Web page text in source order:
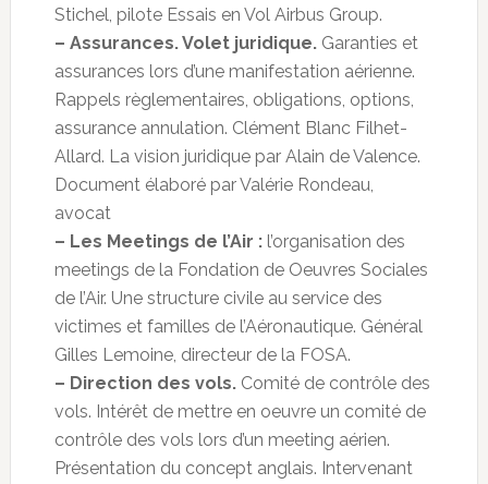
Stichel, pilote Essais en Vol Airbus Group.
– Assurances. Volet juridique.Garanties et
assurances lors d’une manifestation aérienne.
Rappels règlementaires, obligations, options,
assurance annulation. Clément Blanc Filhet-
Allard. La vision juridique par Alain de Valence.
Document élaboré par Valérie Rondeau,
avocat
– Les Meetings de l’Air :l’organisation des
meetings de la Fondation de Oeuvres Sociales
de l’Air. Une structure civile au service des
victimes et familles de l’Aéronautique. Général
Gilles Lemoine, directeur de la FOSA.
– Direction des vols.Comité de contrôle des
vols. Intérêt de mettre en oeuvre un comité de
contrôle des vols lors d’un meeting aérien.
Présentation du concept anglais. Intervenant